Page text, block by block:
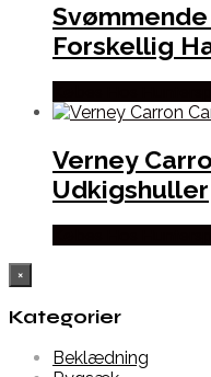
Forskellig
Verney
Udkigshuller
×
Kategorier
Beklædning